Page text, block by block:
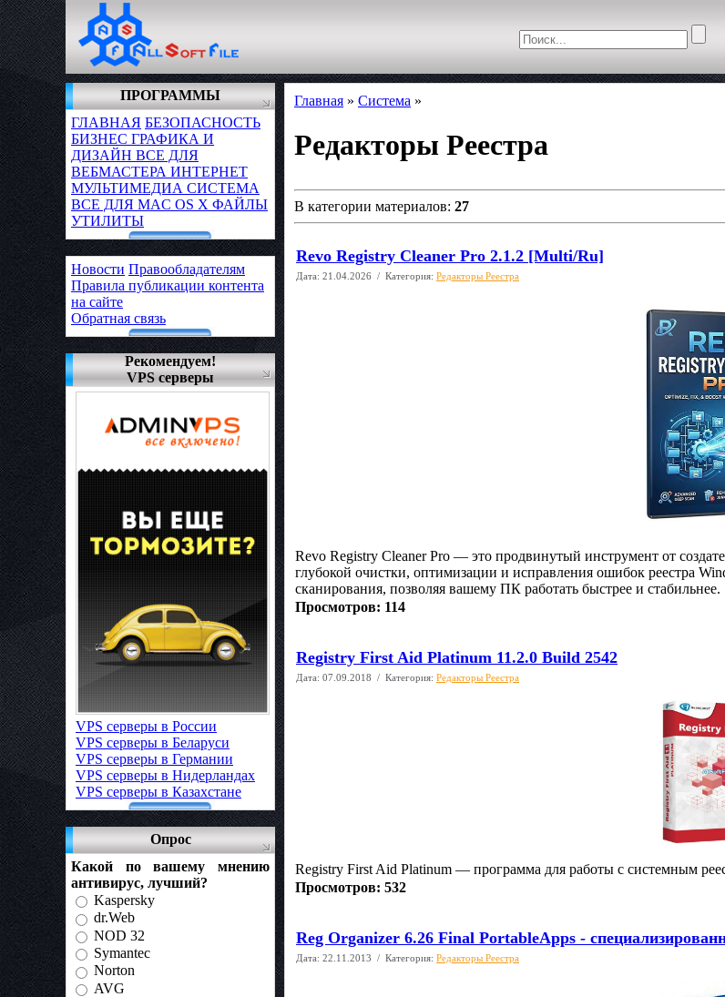
ПРОГРАММЫ
ГЛАВНАЯ БЕЗОПАСНОСТЬ
БИЗНЕС ГРАФИКА И
ДИЗАЙН ВСЕ ДЛЯ
ВЕБМАСТЕРА ИНТЕРНЕТ
МУЛЬТИМЕДИА СИСТЕМА
ВСЕ ДЛЯ MAC OS X ФАЙЛЫ
УТИЛИТЫ
Новости Правообладателям
Правила публикации контента
на сайте
Обратная связь
Рекомендуем!
VPS серверы
VPS серверы в России
VPS серверы в Беларуси
VPS серверы в Германии
VPS серверы в Нидерландах
VPS серверы в Казахстане
Опрос
Какой по вашему мнению
антивирус, лучший?
Kaspersky
dr.Web
NOD 32
Symantec
Norton
AVG
Главная » Система »
Редакторы Реестра
В категории материалов: 27
Revo Registry Cleaner Pro 2.1.2 [Multi/Ru]
Дата: 21.04.2026 / Категория: Редакторы Реестра
Revo Registry Cleaner Pro — это продвинутый инструмент от
глубокой очистки, оптимизации и исправления ошибок реестра
сканирования, позволяя вашему ПК работать быстрее и стабильнее.
Просмотров: 114
Registry First Aid Platinum 11.2.0 Build 2542
Дата: 07.09.2018 / Категория: Редакторы Реестра
Registry First Aid Platinum — программа для работы с системным
Просмотров: 532
Reg Organizer 6.26 Final PortableApps -
Дата: 22.11.2013 / Категория: Редакторы Реестра